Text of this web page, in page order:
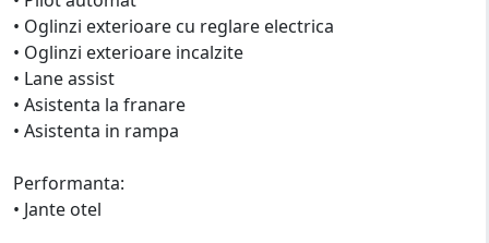
• Oglinzi exterioare cu reglare electrica
• Oglinzi exterioare incalzite
• Lane assist
• Asistenta la franare
• Asistenta in rampa
Performanta:
• Jante otel